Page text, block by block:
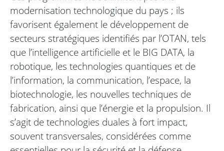
modernisation technologique du pays ; ils
favorisent également le développement de
secteurs stratégiques identifiés par l’OTAN, tels
que l’intelligence artificielle et le BIG DATA, la
robotique, les technologies quantiques et de
l’information, la communication, l’espace, la
biotechnologie, les nouvelles techniques de
fabrication, ainsi que l’énergie et la propulsion. Il
s’agit de technologies duales à fort impact,
souvent transversales, considérées comme